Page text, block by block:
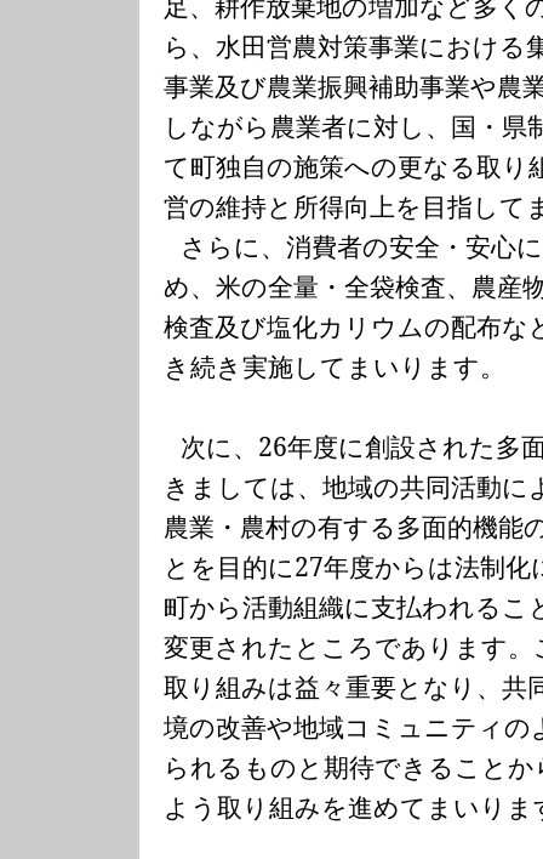
ら、水田営農対策事業における
事業及び農業振興補助事業や農
しながら農業者に対し、国・県
て町独自の施策への更なる取り
営の維持と所得向上を目指して
さらに、消費者の安全・安心
め、米の全量・全袋検査、農産
検査及び塩化カリウムの配布な
き続き実施してまいります。
次に、 26年度に創設された多
きましては、地域の共同活動
農業・農村の有する多面的機能
とを目的に27年度からは法制化
町から活動組織に支払われるこ
変更されたところであります
取り組みは益々重要となり、共
境の改善や地域コミュニティの
られるものと期待できること
よう取り組みを進めてまいりま